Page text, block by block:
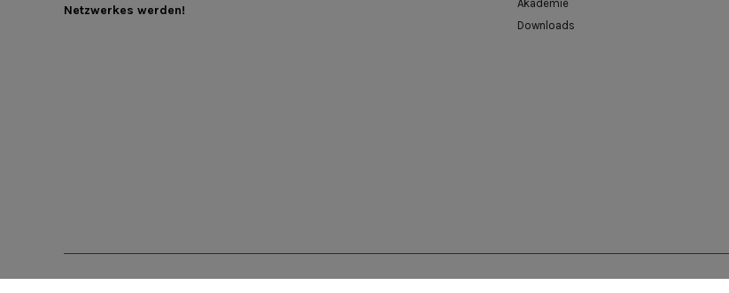
Netzwerkes werden!
Akademie
Downloads